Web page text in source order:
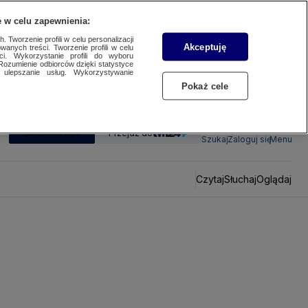
SUBSKRYBUJ Przejdź do
SzukajZaloguj sięMenu
CzytajSłuchajOglądaj
w celu zapewnienia:
Tworzenie profili w celu personalizacji
treści. Tworzenie profili w celu
Wykorzystanie profili do wyboru
odbiorców dzięki statystyce
usług. Wykorzystywanie
Akceptuję
Pokaż cele